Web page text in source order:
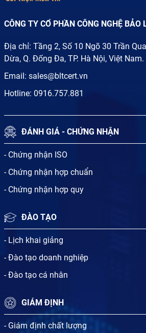
CÔNG TY CỔ PHẦN CÔNG NGHỆ BẢO
Địa chỉ: Tầng 2, Số 10 Ngõ 30 Trần
Dừa, Q. Đống Đa, TP. Hà Nội, Việt Nam.
Email: sales@bltcert.vn
Hotline: 0916.757.881
ĐÁNH GIÁ - CHỨNG NHẬN
- Chứng nhận ISO
- Chứng nhận hợp chuẩn
- Chứng nhận hợp quy
ĐÀO TẠO
- Lịch khai giảng
- Đào tạo doanh nghiệp
- Đào tạo cá nhân
GIÁM ĐỊNH
- Giám định chất lượng